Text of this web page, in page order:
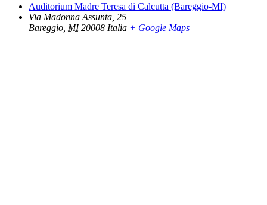
Auditorium Madre Teresa di Calcutta (Bareggio-MI)
Via Madonna Assunta, 25
Bareggio MI 20008 Italia + Google Maps